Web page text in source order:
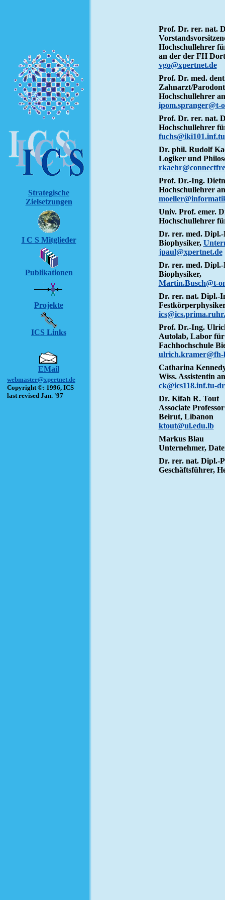
Strategische
Zielsetzungen
I C S Mitglieder
Publikationen
Projekte
ICS Links
EMail
webmaster@xpertnet.de
Copyright ©: 1996, ICS
last revised Jan. '97
Prof. Dr. rer. nat.
Hochschullehrer
an der der FH
vgo@xpertnet.de
Prof. Dr. med.
Zahnarzt/
Hochschullehrer
ipom.spranger@t-
Prof. Dr. rer. nat.
Hochschullehrer
Dr. phil. Rudolf
Logiker und
Prof. Dr.-Ing.
Hochschullehrer
Univ. Prof. emer.
Hochschullehrer
Dr. rer. med.
Biophysiker,
jpaul@xpertnet.de
Dr. rer. med.
Biophysiker,
Martin.Busch@t-
Dr. rer. nat. Dipl.-
Prof. Dr.-Ing.
Autolab, Labor für
Fachhochschule
ulrich.kramer@fh-
Catharina
Wiss. Assistentin
ck@ics118.inf.tu-
Dr. Kifah R. Tout
Associate
Beirut, Libanon
ktout@ul.edu.lb
Markus Blau
Unternehmer,
Dr. rer. nat. Dipl.-
Geschäftsführer,